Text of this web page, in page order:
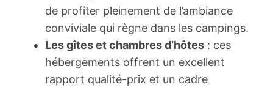
de profiter pleinement de l’ambiance
conviviale qui règne dans les campings.
Les gîtes et chambres d’hôtes : ces
hébergements offrent un excellent
rapport qualité-prix et un cadre